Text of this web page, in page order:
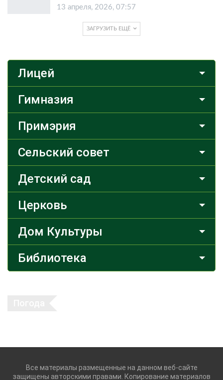
13 апреля, 2026, 07:57
ЗАГРУЗИТЬ ЕЩЁ
Лицей
Гимназия
Примэрия
Сельский совет
Детский сад
Церковь
Дом Культуры
Библиотека
Все материалы размещенные на данном веб-сайте
защищены авторскими правами. Копирование материалов